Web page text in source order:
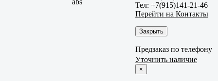
abs
Тел: +7(915)141-21-46
Перейти на Контакты
Закрыть
Предзаказ по телефону
Уточнить наличие
×